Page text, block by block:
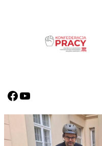
korposocjal.comkorposocjal.com